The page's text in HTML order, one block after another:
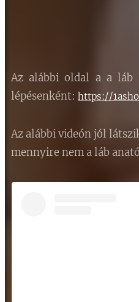
Az alábbi oldal a a láb
lépésenként: https://
Az alábbi videón jól
mennyire nem a láb